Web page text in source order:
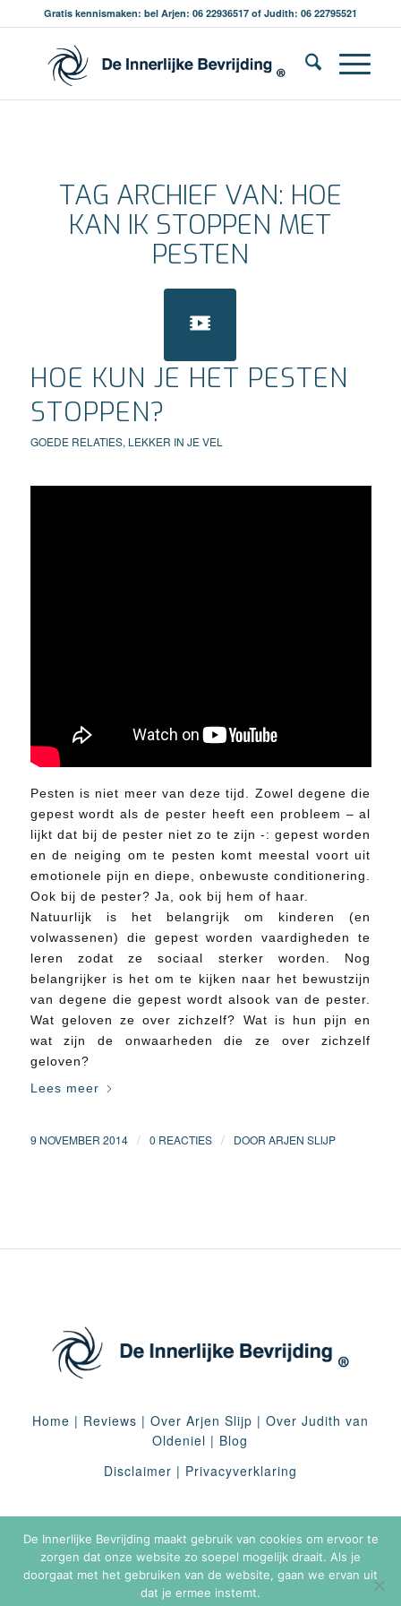
Gratis kennismaken: bel Arjen: 06 22936517 of Judith: 06 22795521
TAG ARCHIEF VAN: HOE
KAN IK STOPPEN MET
PESTEN
HOE KUN JE HET PESTEN
STOPPEN?
GOEDE RELATIES, LEKKER IN JE VEL
Pesten is niet meer van deze tijd. Zowel degene die
gepest wordt als de pester heeft een probleem – al
lijkt dat bij de pester niet zo te zijn -: gepest worden
en de neiging om te pesten komt meestal voort uit
emotionele pijn en diepe, onbewuste conditionering.
Ook bij de pester? Ja, ook bij hem of haar.
Natuurlijk is het belangrijk om kinderen (en
volwassenen) die gepest worden vaardigheden te
leren zodat ze sociaal sterker worden. Nog
belangrijker is het om te kijken naar het bewustzijn
van degene die gepest wordt alsook van de pester.
Wat geloven ze over zichzelf? Wat is hun pijn en
wat zijn de onwaarheden die ze over zichzelf
geloven?
Lees meer
9 NOVEMBER 2014 / 0 REACTIES / DOOR ARJEN SLIJP
Home | Reviews | Over Arjen Slijp | Over Judith van
Oldeniel | Blog
Disclaimer | Privacyverklaring
De Innerlijke Bevrijding maakt gebruik van cookies om ervoor te
zorgen dat onze website zo soepel mogelijk draait. Als je
doorgaat met het gebruiken van de website, gaan we ervan uit
dat je ermee instemt.